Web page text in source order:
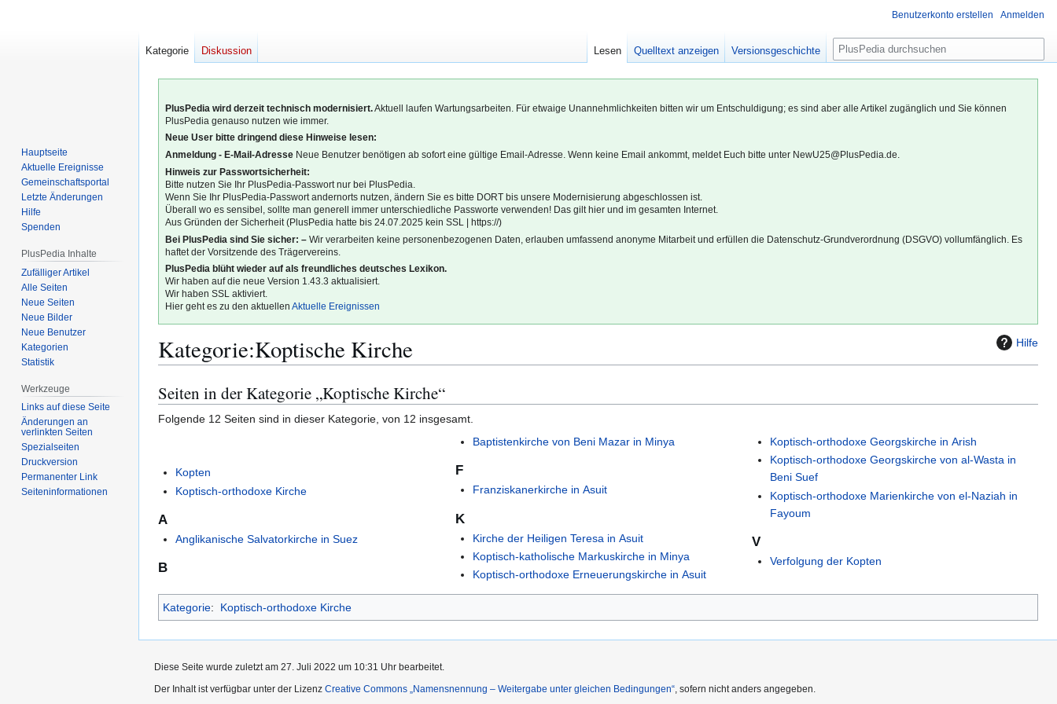
PlusPedia wird derzeit technisch modernisiert.Aktuell laufen Wartungsarbeiten. Für etwaige Unannehmlichkeiten bitten wir um Entschuldigung; es sind aber alle Artikel zugänglich und Sie können
PlusPedia genauso nutzen wie immer.
Neue User bitte dringend diese Hinweise lesen:
Anmeldung - E-Mail-Adresse Neue Benutzer benötigen ab sofort eine gültige Email-Adresse. Wenn keine Email ankommt, meldet Euch bitte unter NewU25@PlusPedia.de.
Hinweis zur Passwortsicherheit:
Bitte nutzen Sie Ihr PlusPedia-Passwort nur bei PlusPedia.
Wenn Sie Ihr PlusPedia-Passwort andernorts nutzen, ändern Sie es bitte DORT bis unsere Modernisierung abgeschlossen ist.
Überall wo es sensibel, sollte man generell immer unterschiedliche Passworte verwenden! Das gilt hier und im gesamten Internet.
Aus Gründen der Sicherheit (PlusPedia hatte bis 24.07.2025 kein SSL | https://)
Bei PlusPedia sind Sie sicher: – Wir verarbeiten keine personenbezogenen Daten, erlauben umfassend anonyme Mitarbeit und erfüllen die Datenschutz-Grundverordnung (DSGVO) vollumfänglich. Es
haftet der Vorsitzende des Trägervereins.
PlusPedia blüht wieder auf als freundliches deutsches Lexikon.
Wir haben auf die neue Version 1.43.3 aktualisiert.
Wir haben SSL aktiviert.
Hier geht es zu den aktuellenAktuelle Ereignissen
Hilfe
Kategorie:Koptische Kirche
Zur
Navigation
springen
Zur
Suche
springen
Seiten in der Kategorie „Koptische Kirche“
Folgende 12 Seiten sind in dieser Kategorie, von 12 insgesamt.
Kopten
Koptisch-orthodoxe Kirche
A
Anglikanische Salvatorkirche in Suez
B
Baptistenkirche von Beni Mazar in Minya
F
Franziskanerkirche in Asuit
K
Kirche der Heiligen Teresa in Asuit
Koptisch-katholische Markuskirche in Minya
Koptisch-orthodoxe Erneuerungskirche in Asuit
Koptisch-orthodoxe Georgskirche in Arish
Koptisch-orthodoxe Georgskirche von al-Wasta in
Beni Suef
Koptisch-orthodoxe Marienkirche von el-Naziah in
Fayoum
V
Verfolgung der Kopten
Kategorie: Koptisch-orthodoxe Kirche
Benutzerkonto erstellen Anmelden
Kategorie Diskussion Lesen Quelltext anzeigen Versionsgeschichte
S
u
c
e
Hauptseite
Aktuelle Ereignisse
Gemeinschafts­portal
Letzte Änderungen
Hilfe
Spenden
PlusPedia Inhalte
Zufälliger Artikel
Alle Seiten
Neue Seiten
Neue Bilder
Neue Benutzer
Kategorien
Statistik
Werkzeuge
Links auf diese Seite
Änderungen an
verlinkten Seiten
Spezialseiten
Druckversion
Permanenter Link
Seiten­­informationen
Diese Seite wurde zuletzt am 27. Juli 2022 um 10:31 Uhr bearbeitet.
Der Inhalt ist verfügbar unter der Lizenz Creative Commons „Namensnennung – Weitergabe unter gleichen Bedingungen“, sofern nicht anders angegeben.